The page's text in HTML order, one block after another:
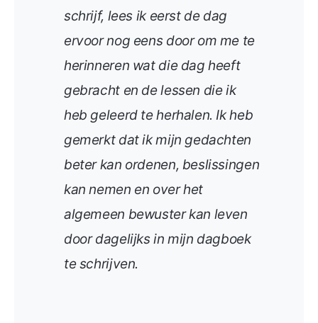
schrijf, lees ik eerst de dag
ervoor nog eens door om me te
herinneren wat die dag heeft
gebracht en de lessen die ik
heb geleerd te herhalen. Ik heb
gemerkt dat ik mijn gedachten
beter kan ordenen, beslissingen
kan nemen en over het
algemeen bewuster kan leven
door dagelijks in mijn dagboek
te schrijven.